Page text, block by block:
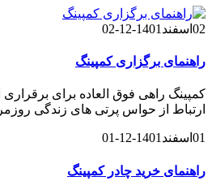
02 اسفند 1401-12-02
راهنمای برگزاری کمپینگ
کمپینگ راهی فوق العاده برای
ارتباط از حواس پرتی های زندگی
01 اسفند1401-12-01
راهنمای خرید چادر کمپینگ